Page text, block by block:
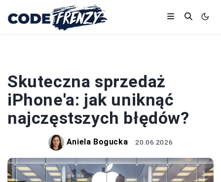
Skuteczna sprzedaż
iPhone'a: jak uniknąć
najczęstszych błędów?
Aniela Bogucka 20.06.2026